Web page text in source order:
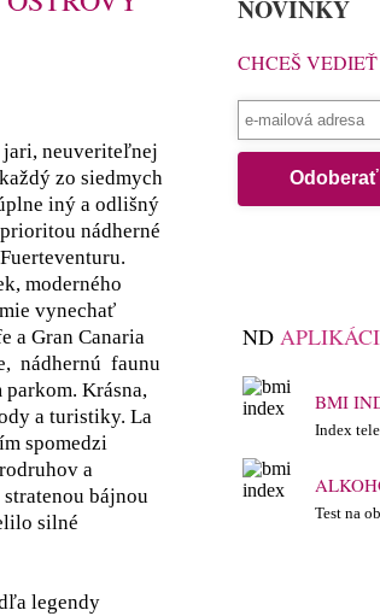
jari, neuveriteľnej
zo siedmych
iný a odlišný
nádherné
moderného
vynechať
a Gran Canaria
nádhernú faunu
Krásna,
a turistiky. La
spomedzi
a
bájnou
silné
legendy
NOVINKY
CHCEŠ
ND
BMI
Index
Test na